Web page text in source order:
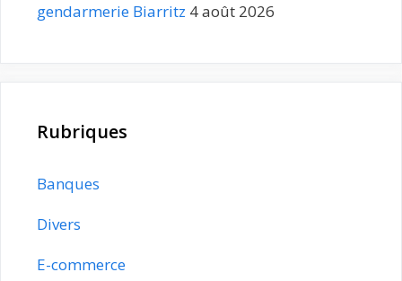
gendarmerie Biarritz 4 août 2026
Rubriques
Banques
Divers
E-commerce